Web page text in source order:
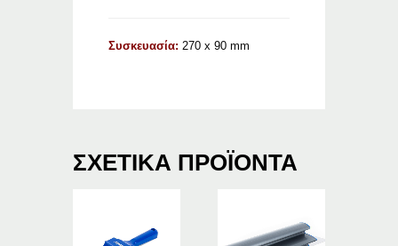
Συσκευασία: 270 x 90 mm
ΣΧΕΤΙΚΆ ΠΡΟΪΌΝΤΑ